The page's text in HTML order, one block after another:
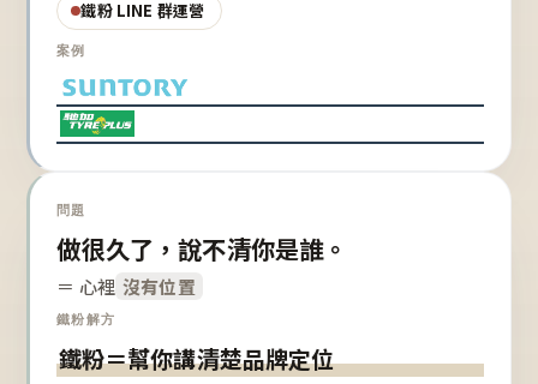
鐵粉 LINE 群運營
案例
問題
做很久了，說不清你是誰。
＝ 心裡 沒有位置
鐵粉解方
鐵粉＝幫你講清楚品牌定位